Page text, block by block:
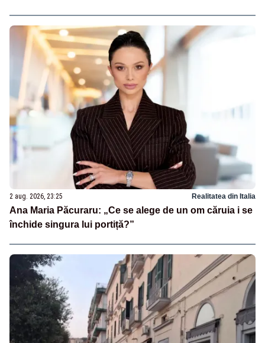
2 aug. 2026, 23:25 Realitatea din Italia
Ana Maria Păcuraru: „Ce se alege de un om căruia i se
închide singura lui portiță?”